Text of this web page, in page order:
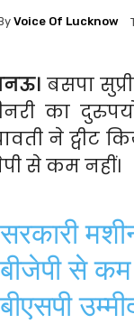
Voice Of Lucknow
बसपा
का
ने ट्वीट
से कम नहीं।
सरकारी
बीजेपी से
बीएसपी